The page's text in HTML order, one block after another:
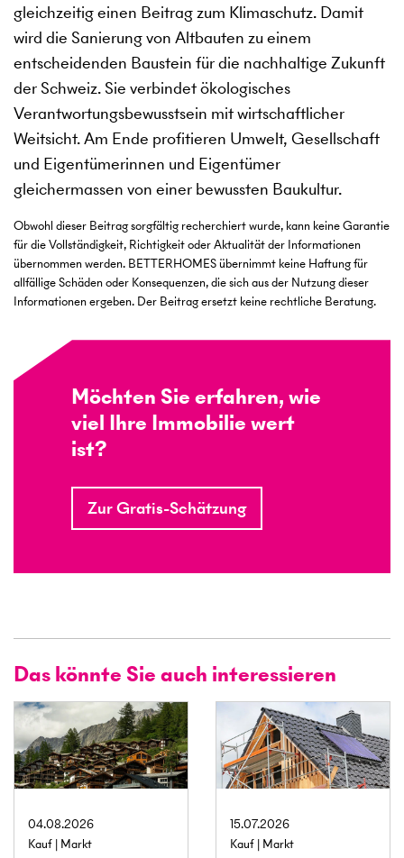
gleichzeitig einen Beitrag zum Klimaschutz. Damit
wird die Sanierung von Altbauten zu einem
entscheidenden Baustein für die nachhaltige Zukunft
der Schweiz. Sie verbindet ökologisches
Verantwortungsbewusstsein mit wirtschaftlicher
Weitsicht. Am Ende profitieren Umwelt, Gesellschaft
und Eigentümerinnen und Eigentümer
gleichermassen von einer bewussten Baukultur.
Obwohl dieser Beitrag sorgfältig recherchiert wurde, kann keine Garantie
für die Vollständigkeit, Richtigkeit oder Aktualität der Informationen
übernommen werden. BETTERHOMES übernimmt keine Haftung für
allfällige Schäden oder Konsequenzen, die sich aus der Nutzung dieser
Informationen ergeben. Der Beitrag ersetzt keine rechtliche Beratung.
Möchten Sie erfahren, wie
viel Ihre Immobilie wert
ist?
Zur Gratis-Schätzung
Das könnte Sie auch interessieren
04.08.2026
Kauf Markt
15.07.2026
Kauf Markt